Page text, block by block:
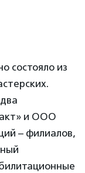
состояло из
и ООО
– филиалов,